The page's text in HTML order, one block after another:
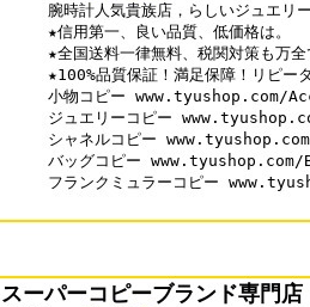
腕時計人気貴族店，らしいジュエリ
★信用第一、良い品質、低価格は。
★全国送料一律無料、税関対策も万全
★100%品質保証！満足保障！リピー
小物コピー www.tyushop.com/
ジュエリーコピー
シャネルコピー
バッグコピー www.tyushop.com/
フランクミュラーコピー
スーパーコピーブランド専門店